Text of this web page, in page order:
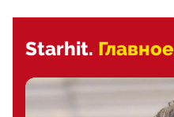
Starhit. Главное